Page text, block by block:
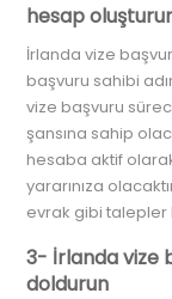
hesap
İrlanda vize
başvuru sahibi
vize başvuru
şansına sahip
hesaba aktif
yararınıza
evrak gibi talepler
3- İrlanda vize
doldurun